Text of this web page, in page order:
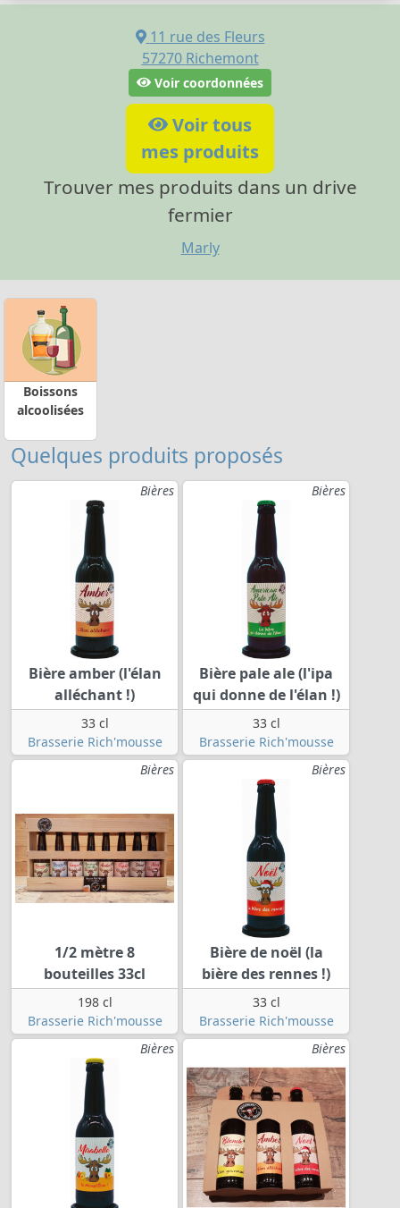
11 rue des Fleurs
57270 Richemont
Voir coordonnées
Voir tous
mes produits
Trouver mes produits dans un drive
fermier
Marly
Boissons
alcoolisées
Quelques produits proposés
Bières
Bière amber (l'élan
alléchant !)
33 cl
Brasserie Rich'mousse
Bières
Bière pale ale (l'ipa
qui donne de l'élan !)
33 cl
Brasserie Rich'mousse
Bières
1/2 mètre 8
bouteilles 33cl
198 cl
Brasserie Rich'mousse
Bières
Bière de noël (la
bière des rennes !)
33 cl
Brasserie Rich'mousse
Bières
Bières